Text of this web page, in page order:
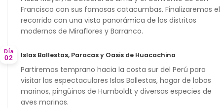
Francisco con sus famosas catacumbas. Finalizaremos el
recorrido con una vista panorámica de los distritos
modernos de Miraflores y Barranco.
Día
02 Islas Ballestas, Paracas y Oasis de Huacachina
Partiremos temprano hacia la costa sur del Perú para
visitar las espectaculares Islas Ballestas, hogar de lobos
marinos, pingüinos de Humboldt y diversas especies de
aves marinas.